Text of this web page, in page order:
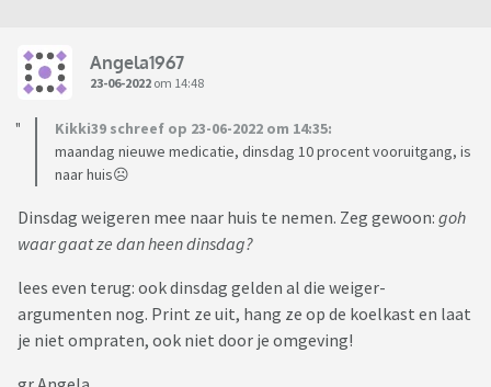
Angela1967
23-06-2022 om 14:48
Kikki39 schreef op 23-06-2022 om 14:35:
maandag nieuwe medicatie, dinsdag 10 procent vooruitgang, is
naar huis☹️
Dinsdag weigeren mee naar huis te nemen. Zeg gewoon: goh
waar gaat ze dan heen dinsdag?
lees even terug: ook dinsdag gelden al die weiger-
argumenten nog. Print ze uit, hang ze op de koelkast en laat
je niet ompraten, ook niet door je omgeving!